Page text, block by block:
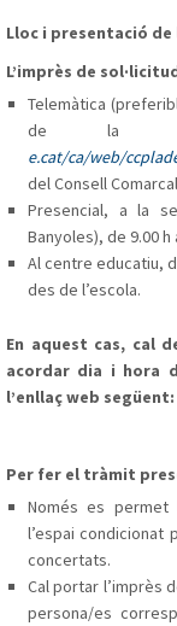
Lloc i presentació de
L’imprès de
Telemàtica
de la
e.cat/ca/web/
del Consell
Presencial, a la
Banyoles), de 9.00 h
Al centre educatiu,
des de l’escola.
En aquest cas, cal
acordar dia i hora
l’enllaç web següent:
Per fer el tràmit
Només es permet
l’espai condicionat
concertats.
Cal portar l’imprès
persona/es